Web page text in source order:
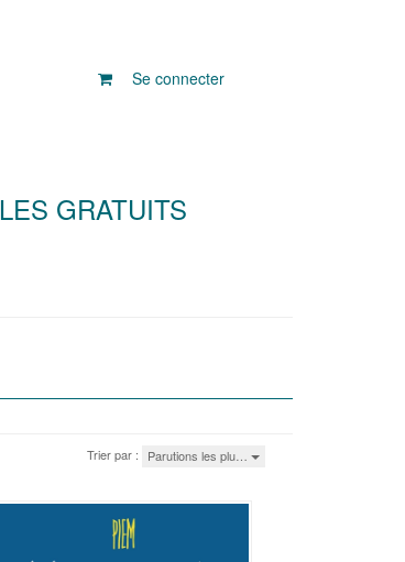
Se connecter
LES GRATUITS
Trier par : Parutions les plu…